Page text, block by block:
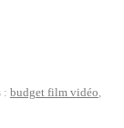
: budget film vidéo